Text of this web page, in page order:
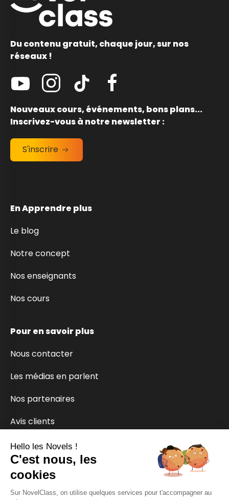
Du contenu gratuit, chaque jour, sur nos
réseaux !
Nouveaux cours, événements, bons plans...
Inscrivez-vous à notre newsletter :
S'inscrire
En Apprendre plus
Le blog
Notre concept
Nos enseignants
Nos cours
Pour en savoir plus
Nous contacter
Les médias en parlent
Nos partenaires
Avis clients
Paiement sécurisé
Hello les Novels !
C'est nous, les
cookies
Sur NovelClass, on utilise quelques services pour t'accompagner au